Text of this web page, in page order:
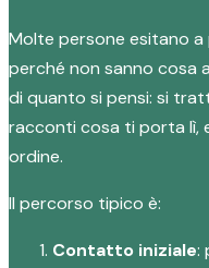
Molte persone esitano
perché non sanno cosa
di quanto si pensi: si
racconti cosa ti porta lì,
ordine.
Il percorso tipico è:
Contatto iniziale: